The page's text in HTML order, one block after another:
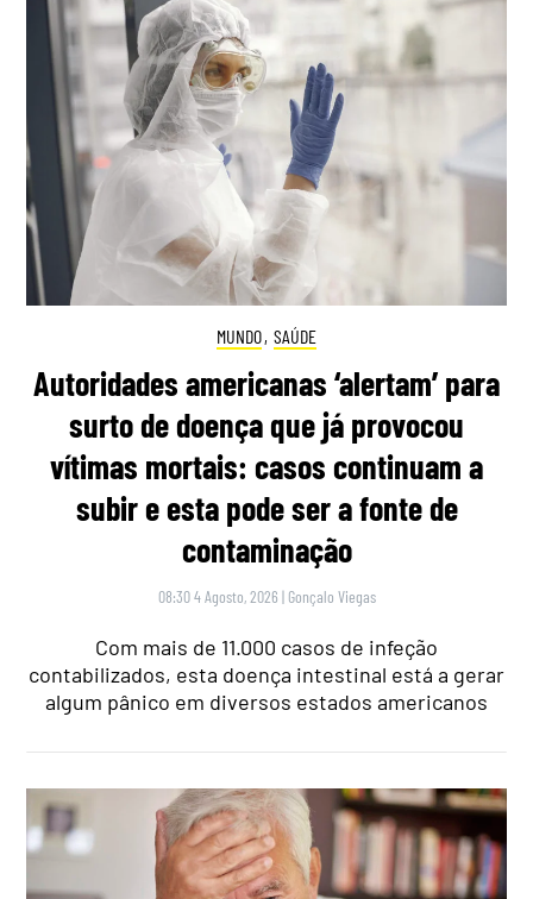
MUNDO, SAÚDE
Autoridades americanas ‘alertam’ para
surto de doença que já provocou
vítimas mortais: casos continuam a
subir e esta pode ser a fonte de
contaminação
08:30 4 Agosto, 2026 | Gonçalo Viegas
Com mais de 11.000 casos de infeção
contabilizados, esta doença intestinal está a gerar
algum pânico em diversos estados americanos